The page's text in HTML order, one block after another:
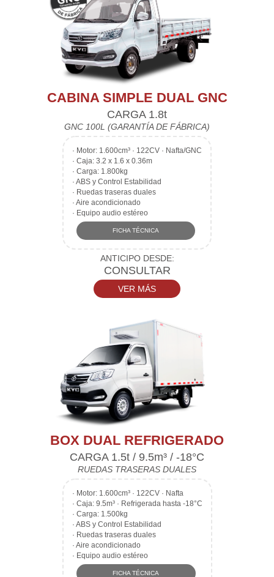
CABINA SIMPLE DUAL GNC
CARGA 1.8t
GNC 100L (GARANTÍA DE FÁBRICA)
· Motor: 1.600cm³ · 122CV · Nafta/GNC
· Caja: 3.2 x 1.6 x 0.36m
· Carga: 1.800kg
· ABS y Control Estabilidad
· Ruedas traseras duales
· Aire acondicionado
· Equipo audio estéreo
FICHA TÉCNICA
ANTICIPO DESDE:
CONSULTAR
VER MÁS
BOX DUAL REFRIGERADO
CARGA 1.5t / 9.5m³ / -18°C
RUEDAS TRASERAS DUALES
· Motor: 1.600cm³ · 122CV · Nafta
· Caja: 9.5m³ · Refrigerada hasta -18°C
· Carga: 1.500kg
· ABS y Control Estabilidad
· Ruedas traseras duales
· Aire acondicionado
· Equipo audio estéreo
FICHA TÉCNICA